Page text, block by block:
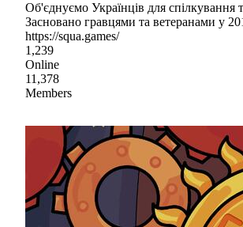
Об'єднуємо Українців для спілкування
Засновано гравцями та ветеранами у
https://squa.games/
1,239
Online
11,378
Members